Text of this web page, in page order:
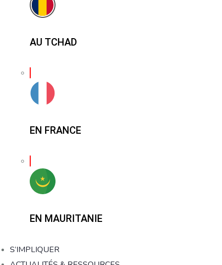
AU TCHAD
EN FRANCE
EN MAURITANIE
S’IMPLIQUER